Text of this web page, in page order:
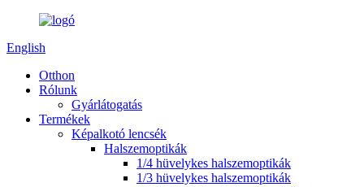
English
Otthon
Rólunk
Gyárlátogatás
Termékek
Képalkotó lencsék
Halszemoptikák
1/4 hüvelykes halszemoptikák
1/3 hüvelykes halszemoptikák